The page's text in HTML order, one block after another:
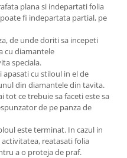
plana si indepartati folia
fi indepartata partial, pe
de unde doriti sa incepeti
cu diamantele
speciala.
apasati cu stiloul in el de
din diamantele din tavita.
tot ce trebuie sa faceti este sa
de pe panza de
este terminat. In cazul in
reatasati folia
a o proteja de praf.